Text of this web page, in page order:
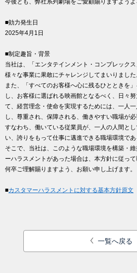
今後とも、弊社系列劇場をご愛顧賜りますようよ
■効力発生日
2025年4月1日
■制定趣旨・背景
当社は、「エンタテインメント・コンプレックス
様々な事業に果敢にチャレンジしてまいりました
また、「すべてのお客様へ心に残るひとときを
し、お客様に選ばれる映画館となるべく、日々
て、経営理念・使命を実現するためには、一人
し、尊重され、保障される、働きやすい職場が必
すなわち、働いている従業員が、一人の人間と
い、誇りをもって仕事に邁進できる職場環境であ
そこで、当社は、このような職場環境を構築・
ーハラスメントがあった場合は、本方針に従って
何卒ご理解賜りますよう、お願い申し上げます。
■カスタマーハラスメントに対する基本方針原文
一覧へ戻る